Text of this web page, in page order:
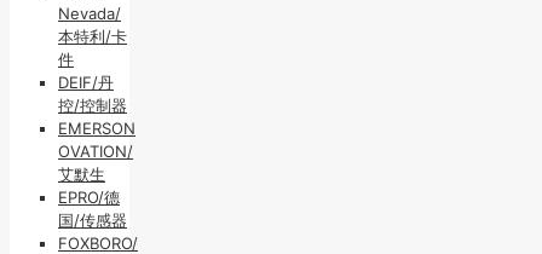
Nevada/
本特利/卡
件
DEIF/丹
控/控制器
EMERSON
OVATION/
艾默生
EPRO/德
国/传感器
FOXBORO/